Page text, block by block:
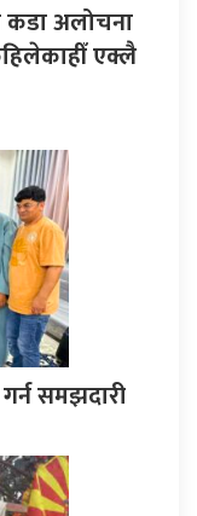
अलोचना
एक्लै
समझदारी